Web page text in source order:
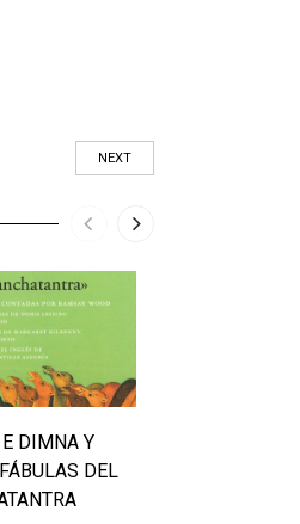
NEXT
DIMNA Y
DEL